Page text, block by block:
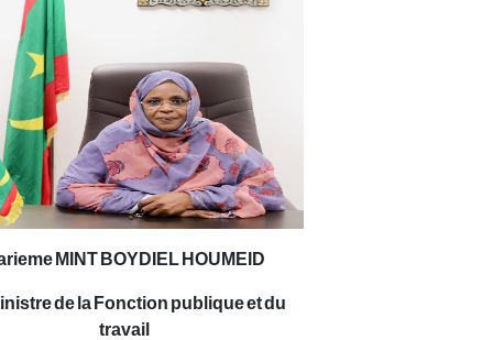
MINT BOYDIEL HOUMEID
de la Fonction publique et du
travail